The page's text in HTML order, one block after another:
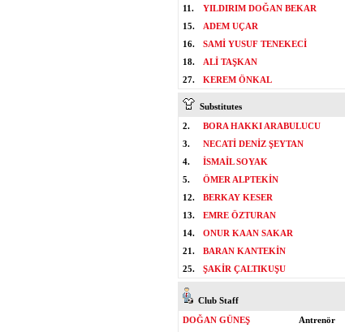
11.
YILDIRIM DOĞAN BEKAR
15.
ADEM UÇAR
16.
SAMİ YUSUF TENEKECİ
18.
ALİ TAŞKAN
27.
KEREM ÖNKAL
Substitutes
2.
BORA HAKKI ARABULUCU
3.
NECATİ DENİZ ŞEYTAN
4.
İSMAİL SOYAK
5.
ÖMER ALPTEKİN
12.
BERKAY KESER
13.
EMRE ÖZTURAN
14.
ONUR KAAN SAKAR
21.
BARAN KANTEKİN
25.
ŞAKİR ÇALTIKUŞU
Club Staff
DOĞAN GÜNEŞ
Antrenör